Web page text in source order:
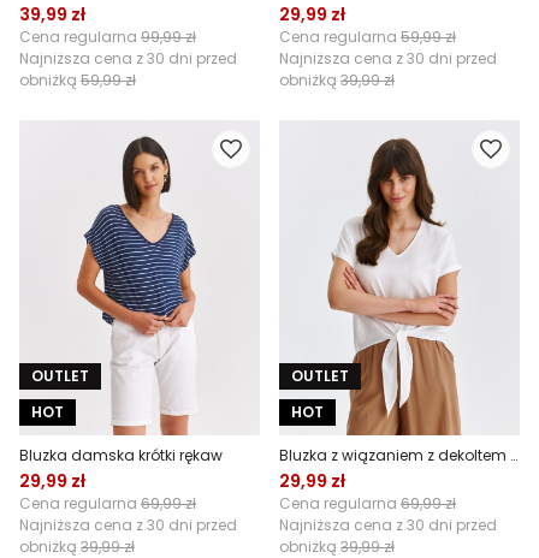
39,99 zł
Cena regularna 99,99 zł
Najniższa cena z 30 dni przed
obniżką 59,99 zł
29,99 zł
Cena regularna 59,99 zł
Najniższa cena z 30 dni przed
obniżką 39,99 zł
OUTLET
HOT
Bluzka damska krótki rękaw
29,99 zł
Cena regularna 69,99 zł
Najniższa cena z 30 dni przed
obniżką 39,99 zł
OUTLET
HOT
Bluzka z wiązaniem z dekoltem v neck
29,99 zł
Cena regularna 69,99 zł
Najniższa cena z 30 dni przed
obniżką 39,99 zł